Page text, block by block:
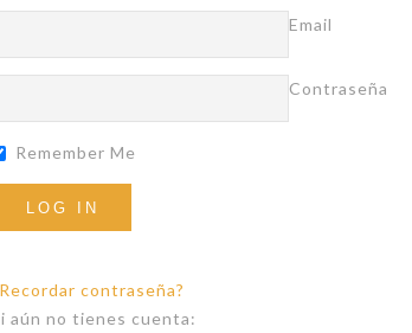
Email
Contraseña
Remember Me
contraseña?
aún no tienes cuenta: